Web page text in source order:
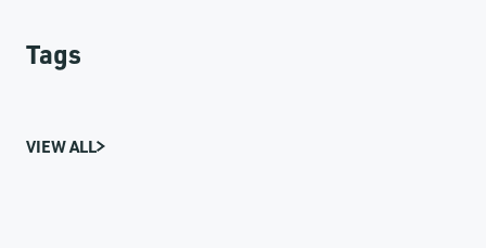
Tags
VIEW ALL